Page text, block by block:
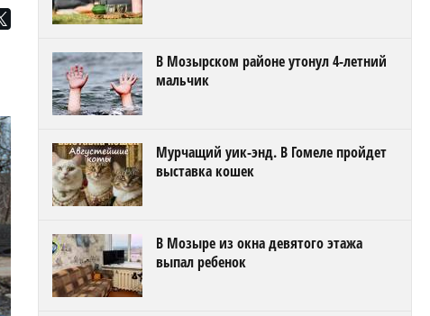
В Мозырском районе утонул 4-летний
мальчик
Мурчащий уик-энд. В Гомеле пройдет
выставка кошек
В Мозыре из окна девятого этажа
выпал ребенок